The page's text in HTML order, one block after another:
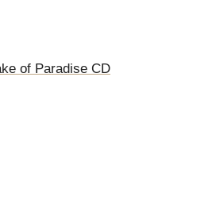
of Paradise CD